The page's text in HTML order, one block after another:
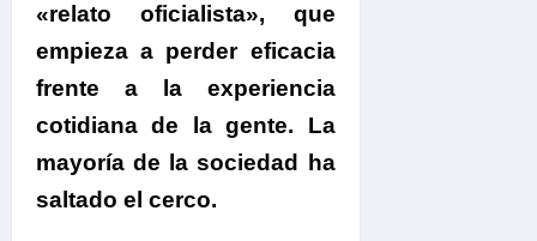
«relato oficialista», que
empieza a perder eficacia
frente a la experiencia
cotidiana de la gente. La
mayoría de la sociedad ha
saltado el cerco.